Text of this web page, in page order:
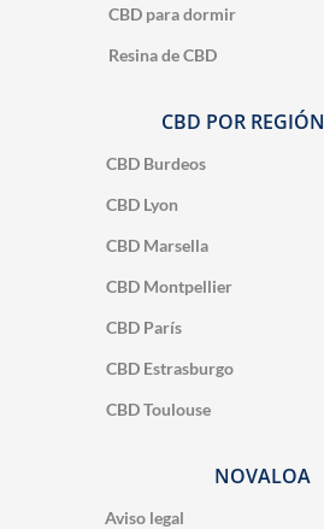
CBD para dormir
Resina de CBD
CBD POR REGIÓN
CBD Burdeos
CBD Lyon
CBD Marsella
CBD Montpellier
CBD París
CBD Estrasburgo
CBD Toulouse
NOVALOA
Aviso legal